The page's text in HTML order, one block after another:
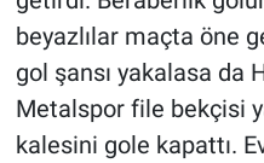
beyazlılar maçta öne
gol şansı yakalasa da
Metalspor file bekçisi
kalesini gole kapattı.